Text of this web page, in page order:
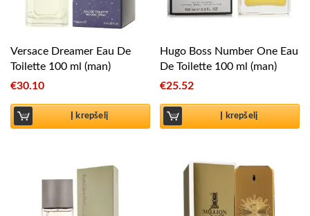
Versace Dreamer Eau De
Toilette 100 ml (man)
€30.10
Į krepšelį
Hugo Boss Number One Eau
De Toilette 100 ml (man)
€25.52
Į krepšelį